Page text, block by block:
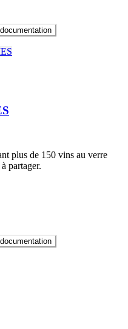
plus de 150 vins au verre
partager.